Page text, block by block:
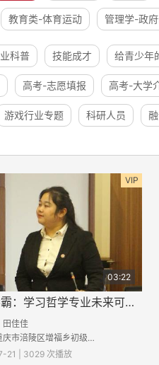
教育类-体育运动 管理学-政
科普 技能成才 给青少年
高考-志愿填报 高考-大学
游戏行业专题 科研人员
VIP
03:22
哲学学霸：学习哲学专业未来可以做什么？
田佳佳
市涪陵区增福乡初级中学校
21 | 3029 次播放